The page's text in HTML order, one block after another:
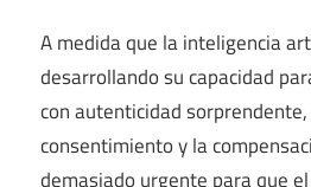
A medida que la inteligencia
desarrollando su capacidad
con autenticidad
consentimiento y la
demasiado urgente para que